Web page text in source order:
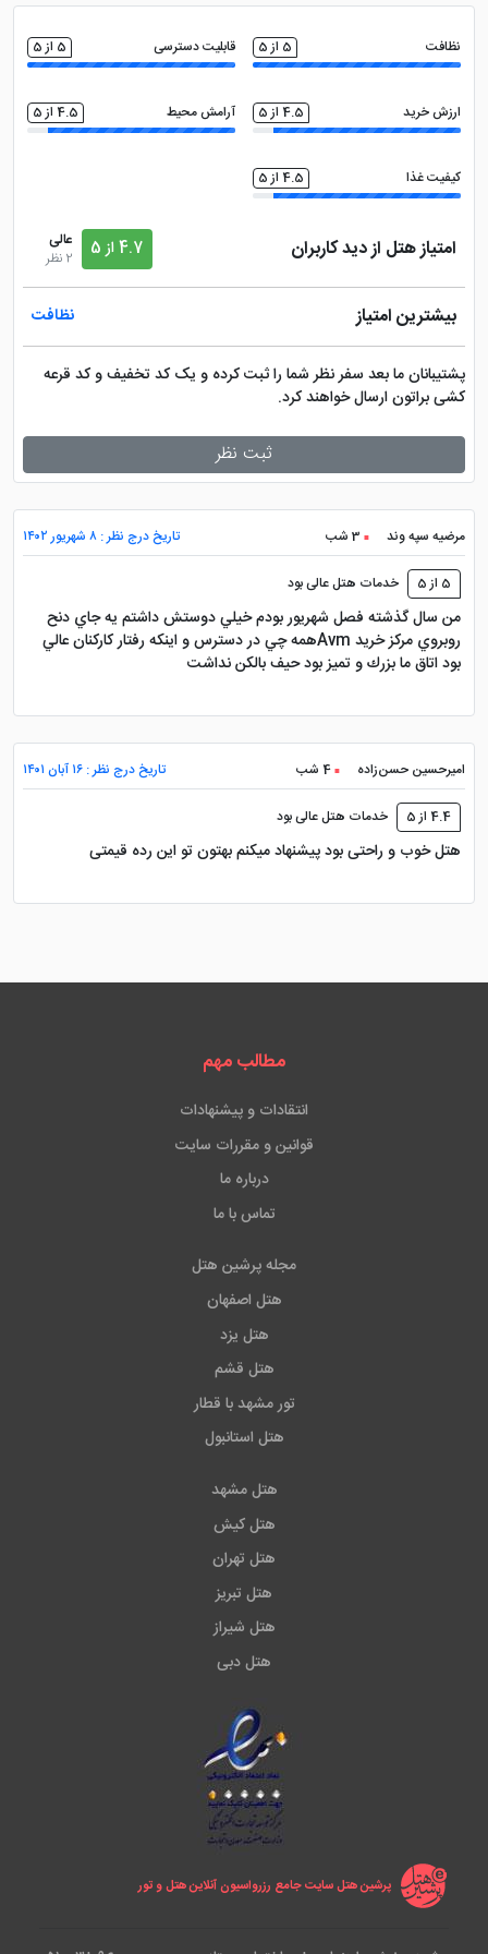
نظافت 5 از 5 قابلیت دسترسی 5 از 5
ارزش خرید 4.5 از 5 آرامش محیط 4.5 از 5
کیفیت غذا 4.5 از 5
امتیاز هتل از دید کاربران 4.7 از 5
عالی
2 نظر
بیشترین امتیاز نظافت
پشتیبانان ما بعد سفر نظر شما را ثبت کرده و یک کد تخفیف و کد قرعه
کشی براتون ارسال خواهند کرد.
ثبت نظر
مرضيه سپه وند 3 شب تاریخ درج نظر : ۸ شهریور ۱۴۰۲
5 از 5 خدمات هتل عالی بود
من سال گذشته فصل شهريور بودم خيلي دوستش داشتم يه جاي دنح
روبروي مركز خريد Avmهمه چي در دسترس و اينكه رفتار كاركنان عالي
بود اتاق ما بزرك و تميز بود حيف بالكن نداشت
امیرحسین حسن‌زاده 4 شب تاریخ درج نظر : ۱۶ آبان ۱۴۰۱
4.4 از 5 خدمات هتل عالی بود
هتل خوب و راحتی بود پیشنهاد میکنم بهتون تو این رده قیمتی
مطالب مهم
انتقادات و پیشنهادات
قوانین و مقررات سایت
درباره ما
تماس با ما
مجله پرشین هتل
هتل اصفهان
هتل یزد
هتل قشم
تور مشهد با قطار
هتل استانبول
هتل مشهد
هتل کیش
هتل تهران
هتل تبریز
هتل شیراز
هتل دبی
پرشین هتل سایت جامع رزرواسیون آنلاین هتل و تور